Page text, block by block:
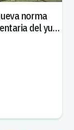
norma
del yute